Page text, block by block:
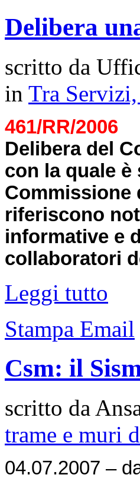
Delibera
scritto da
in Tra
461/RR/2006
Delibera del
con la quale
Commissione
riferiscono
informative e
collaboratori
Leggi tutto
Stampa Email
Csm: il
scritto da
trame e muri
04.07.2007 –